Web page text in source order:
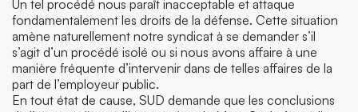
Un tel procédé nous paraît inacceptable et attaque
fondamentalement les droits de la défense. Cette situation
amène naturellement notre syndicat à se demander s’il
s’agit d’un procédé isolé ou si nous avons affaire à une
manière fréquente d’intervenir dans de telles affaires de la
part de l’employeur public.
En tout état de cause, SUD demande que les conclusions